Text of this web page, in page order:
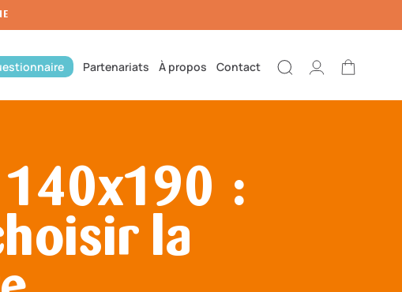
Partenariats À propos Contact ConnexionPanier
:
la